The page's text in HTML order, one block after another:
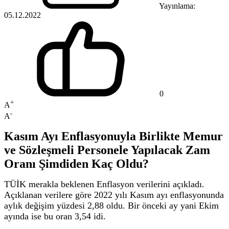
Yayınlama:
05.12.2022
0
A+
A-
Kasım Ayı Enflasyonuyla Birlikte Memur
ve Sözleşmeli Personele Yapılacak Zam
Oranı Şimdiden Kaç Oldu?
TÜİK merakla beklenen Enflasyon verilerini açıkladı.
Açıklanan verilere göre 2022 yılı Kasım ayı enflasyonunda
aylık değişim yüzdesi 2,88 oldu. Bir önceki ay yani Ekim
ayında ise bu oran 3,54 idi.